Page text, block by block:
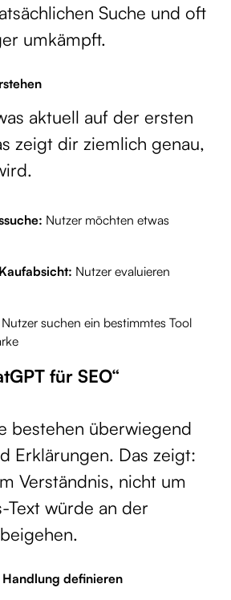
Suche und oft
umkämpft.
aktuell auf der ersten
zeigt dir ziemlich genau,
Nutzer möchten etwas
Nutzer evaluieren
Nutzer suchen ein bestimmtes Tool
für SEO“
bestehen überwiegend
Erklärungen. Das zeigt:
Verständnis, nicht um
Text würde an der
definieren